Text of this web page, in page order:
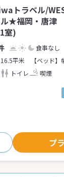
トラベル/
ル★福岡・唐津
室)
食事なし
16.5平米
【ベッド
トイレ 喫煙
プ